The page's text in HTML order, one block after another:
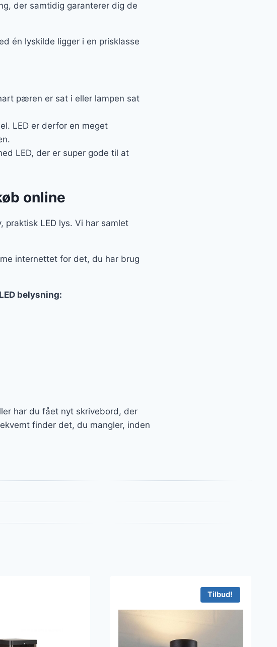
der samtidig garanterer dig de
én lyskilde ligger i en prisklasse
pæren er sat i eller lampen sat
LED er derfor en meget
LED, der er super gode til at
online
LED lys. Vi har samlet
internettet for det, du har brug
belysning:
har du fået nyt skrivebord, der
finder det, du mangler, inden
Tilbud!